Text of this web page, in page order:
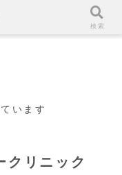
います
クリニック
検索